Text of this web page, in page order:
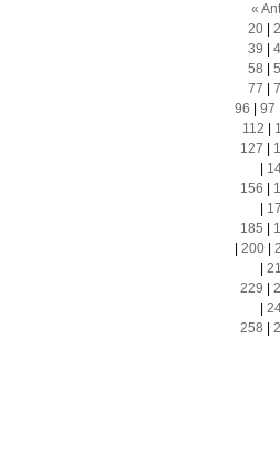
«
20|
39
58
77
96
97
112
127
156
185
200|
229
258